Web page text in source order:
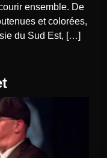
ensemble. De
et colorées,
du Sud Est, […]